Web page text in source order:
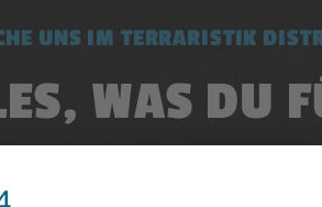
UNS IM TERRARISTIK
WAS DU